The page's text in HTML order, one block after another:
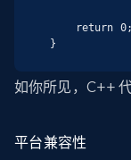
}
如你所见，C++
平台兼容性